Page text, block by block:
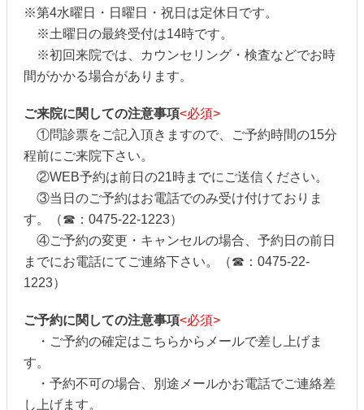
※第4水曜日・日曜日・祝日は定休日です。
※土曜日の最終受付は14時です。
※初回来院では、カウンセリング・検査などでお時
間がかかる場合があります。
ご来院に関しての注意事項<必須>
①問診票をご記入頂きますので、ご予約時間の15分
程前にご来院下さい。
②WEB予約は前日の21時までにご送信ください。
③当日のご予約はお電話でのみ受け付けておりま
す。（☎︎：0475-22-1223）
④ご予約の変更・キャンセルの場合、予約日の前日
までにお電話にてご連絡下さい。（☎︎：0475-22-
1223）
ご予約に関しての注意事項<必須>
・ご予約の確定はこちらからメールで差し上げま
す。
・予約不可の場合、別途メールかお電話でご連絡差
し上げます。